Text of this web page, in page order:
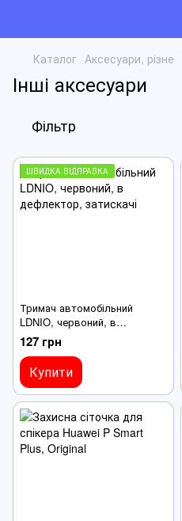
Каталог Аксесуари, різне
Інші аксесуари
Фільтр
ШВИДКА ВІДПРАВКА
Тримач автомобільний
LDNIO, червоний, в
дефлектор, затискачі
127 грн
Купити